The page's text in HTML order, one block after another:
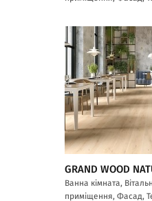
GRAND WOOD
Ванна кімната,
приміщення, Фасад,